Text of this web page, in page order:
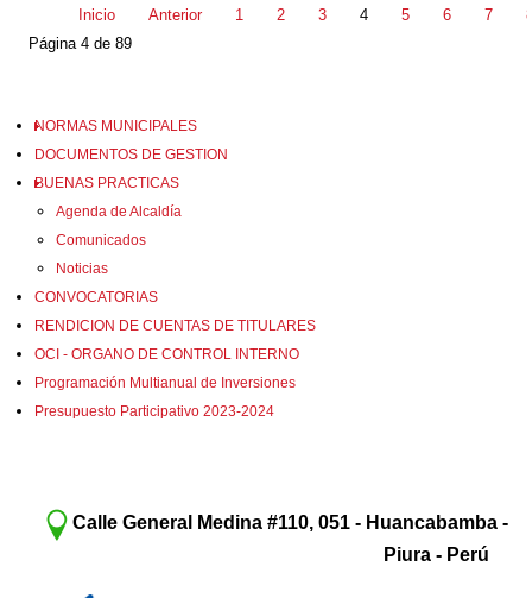
Inicio Anterior 1 2 3 4 5 6 7
Página 4 de 89
NORMAS MUNICIPALES
DOCUMENTOS DE GESTION
BUENAS PRACTICAS
Agenda de Alcaldía
Comunicados
Noticias
CONVOCATORIAS
RENDICION DE CUENTAS DE TITULARES
OCI - ORGANO DE CONTROL INTERNO
Programación Multianual de Inversiones
Presupuesto Participativo 2023-2024
Calle General Medina #110, 051 - Huancabamba -
Piura - Perú